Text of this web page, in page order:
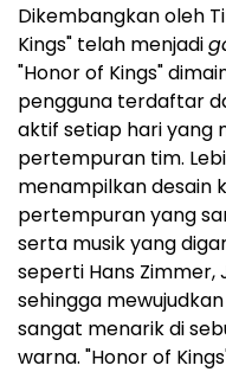
Dikembangkan oleh
Kings" telah menjadi
"Honor of Kings"
pengguna terdaftar
aktif setiap hari yang
pertempuran tim.
menampilkan desain
pertempuran yang
serta musik yang
seperti Hans Zimmer,
sehingga
sangat menarik di
warna. "Honor of